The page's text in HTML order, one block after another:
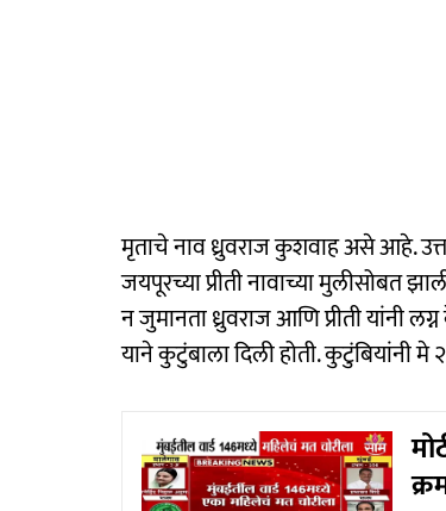
मृताचे नाव ध्रुवराज कुशवाह असे आहे.
जयपूरच्या प्रीती नावाच्या मुलीसोबत
न जुमानता ध्रुवराज आणि प्रीती यांनी
याने कुटुंबाला दिली होती. कुटुंबियांनी